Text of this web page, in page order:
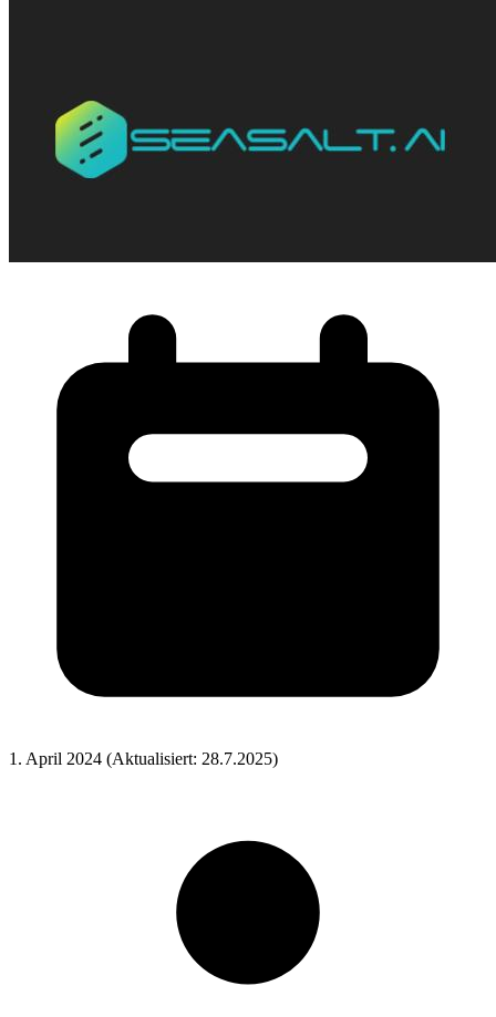
1. April 2024 (Aktualisiert: 28.7.2025)